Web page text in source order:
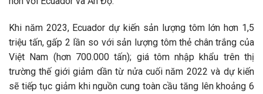
Khi năm 2023, Ecuador dự kiến sản lượng tôm lớn hơn 1,5
triệu tấn, gấp 2 lần so với sản lượng tôm thẻ chân trắng của
Việt Nam (hơn 700.000 tấn); giá tôm nhập khẩu trên thị
trường thế giới giảm dần từ nửa cuối năm 2022 và dự kiến
sẽ tiếp tục giảm khi nguồn cung toàn cầu tăng lên khoảng 6